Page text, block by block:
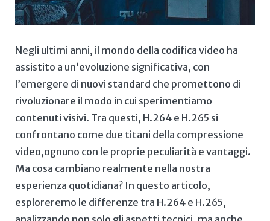
Negli ultimi anni, il ​mondo della codifica ⁢video ha
assistito a un’evoluzione significativa, con
⁣l’emergere di nuovi standard che promettono di
rivoluzionare il​ modo in cui sperimentiamo
contenuti ‍visivi. Tra ‌questi, ‍H.264 e ⁢H.265 ⁤si​
confrontano⁤ come due titani della compressione
video,ognuno con le proprie ​peculiarità⁣ e vantaggi.‍
Ma cosa cambiano realmente nella nostra
esperienza quotidiana? In questo articolo,
esploreremo le differenze ​tra H.264 e H.265,